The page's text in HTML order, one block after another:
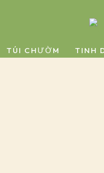
TÚI CHƯỜM TINH